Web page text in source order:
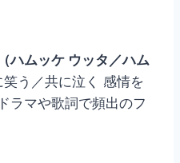
ムッケ ウッタ／ハム
う／共に泣く 感情を
ラマや歌詞で頻出のフ